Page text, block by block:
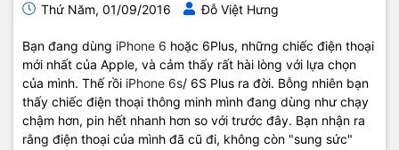
Thứ Năm, 01/09/2016 Đỗ Việt Hưng
Bạn đang dùng iPhone 6 hoặc 6Plus, những chiếc điện thoại
mới nhất của Apple, và cảm thấy rất hài lòng với lựa chọn
của mình. Thế rồi iPhone 6s/ 6S Plus ra đời. Bỗng nhiên bạn
thấy chiếc điện thoại thông minh mình đang dùng như chạy
chậm hơn, pin hết nhanh hơn so với trước đây. Bạn nhận ra
rằng điện thoại của mình đã cũ đi, không còn "sung sức"